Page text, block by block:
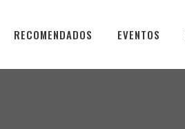
RECOMENDADOS EVENTOS